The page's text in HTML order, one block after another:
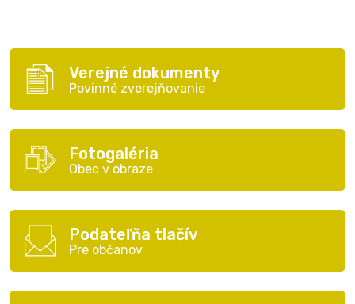
Verejné dokumenty
Povinné zverejňovanie
Fotogaléria
Obec v obraze
Podateľňa tlačív
Pre občanov